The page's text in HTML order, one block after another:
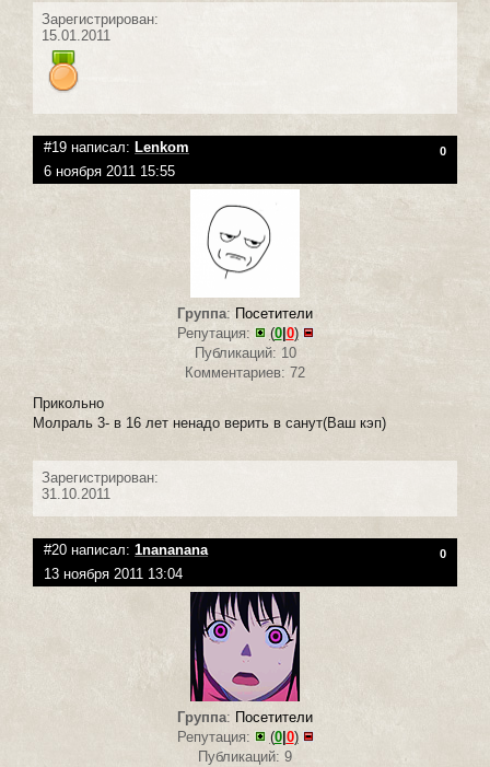
Зарегистрирован:
15.01.2011
#19 написал: Lenkom 0
6 ноября 2011 15:55
Группа: Посетители
Репутация:
(0| 0)
Публикаций: 10
Комментариев: 72
Прикольно
Молраль 3- в 16 лет ненадо верить в санут(Ваш кэп)
Зарегистрирован:
31.10.2011
#20 написал: 1nananana 0
13 ноября 2011 13:04
Группа: Посетители
Репутация:
(0| 0)
Публикаций: 9